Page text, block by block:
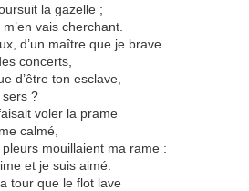
la gazelle ;
vais cherchant.
d’un maître que je brave
concerts,
d’être ton esclave,
sers ?
voler la prame
calmé,
mouillaient ma rame :
et je suis aimé.
tour que le flot lave